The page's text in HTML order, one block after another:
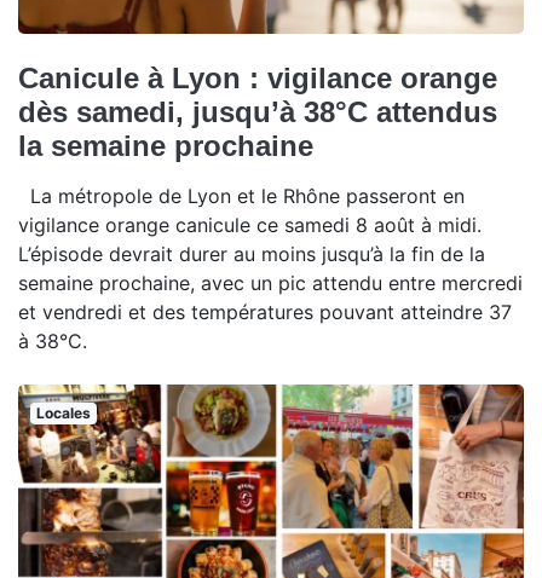
Canicule à Lyon : vigilance orange
dès samedi, jusqu’à 38°C attendus
la semaine prochaine
La métropole de Lyon et le Rhône passeront en
vigilance orange canicule ce samedi 8 août à midi.
L’épisode devrait durer au moins jusqu’à la fin de la
semaine prochaine, avec un pic attendu entre mercredi
et vendredi et des températures pouvant atteindre 37
à 38°C.
Locales